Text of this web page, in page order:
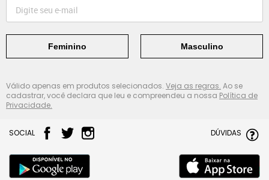
Feminino Masculino
Válido apenas em produtos selecionados. Veja as regras. Ao se
cadastrar, você declara que leu e compreendeu a nossa Política de
Privacidade.
SOCIAL DÚVIDAS